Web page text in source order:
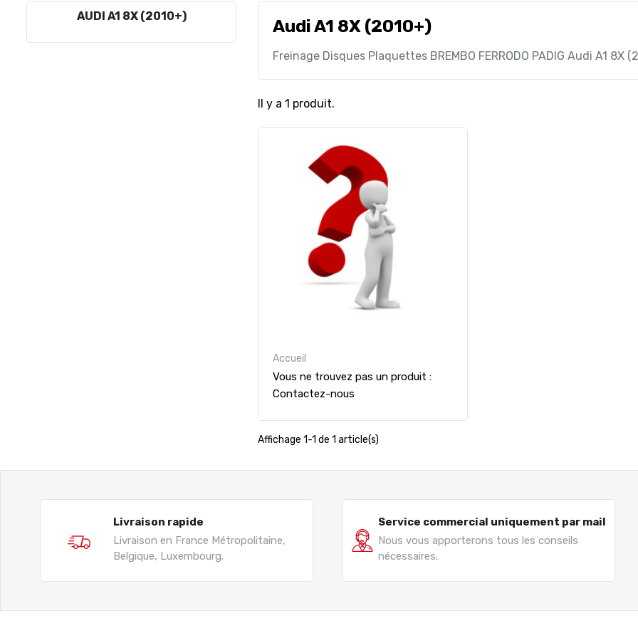
AUDI A1 8X (2010+)
Audi A1 8X (2010+)
Freinage Disques Plaquettes BREMBO FERRODO PADIG Audi A1 8X
Il y a 1 produit.
Accueil
Vous ne trouvez pas un produit :
Contactez-nous
Affichage 1-1 de 1 article(s)
Livraison rapide
Livraison en France Métropolitaine,
Belgique, Luxembourg.
Service commercial uniquement par mail
Nous vous apporterons tous les conseils
nécessaires.